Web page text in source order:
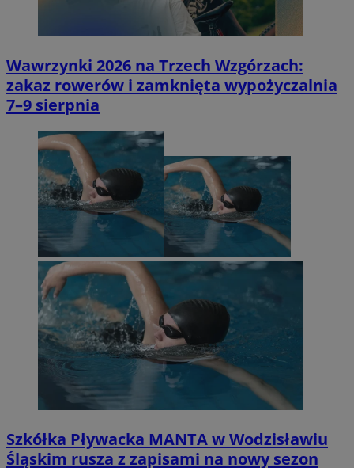
Wawrzynki 2026 na Trzech Wzgórzach:
zakaz rowerów i zamknięta wypożyczalnia
7–9 sierpnia
Szkółka Pływacka MANTA w Wodzisławiu
Śląskim rusza z zapisami na nowy sezon